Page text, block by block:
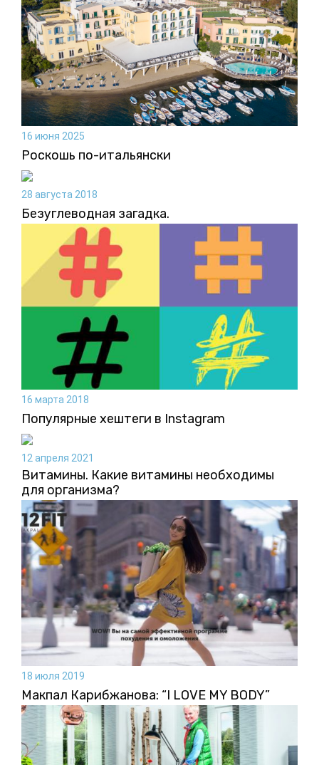
16 июня 2025
Роскошь по-итальянски
28 августа 2018
Безуглеводная загадка.
16 марта 2018
Популярные хештеги в Instagram
12 апреля 2021
Витамины. Какие витамины необходимы
для организма?
18 июля 2019
Макпал Карибжанова: “I LOVE MY BODY”